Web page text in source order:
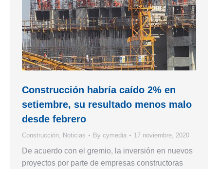
Construcción habría caído 2% en
setiembre, su resultado menos malo
desde febrero
Construcción Noticias By cymedia 17 noviembre, 2020
De acuerdo con el gremio, la inversión en nuevos
proyectos por parte de empresas constructoras